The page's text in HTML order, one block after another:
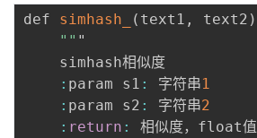
def simhash_ ( text1 , text2 )
"" "
    simhash相似度
: param s1 : 字符串1
: param s2 : 字符串2
: return :
相似度，float值